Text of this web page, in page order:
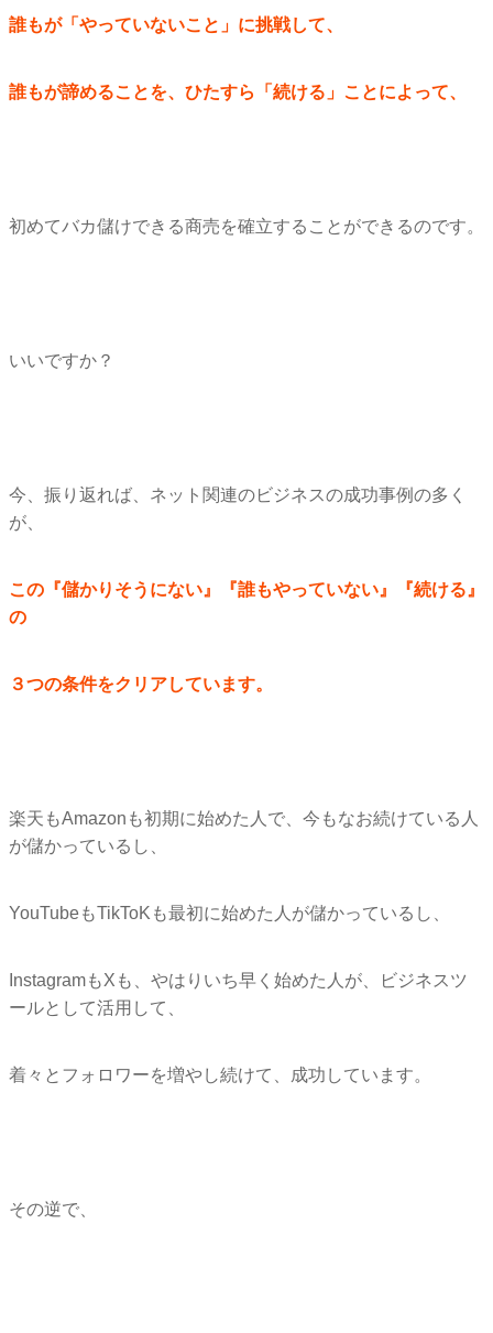
誰もが「やっていないこと」に挑戦して、
誰もが諦めることを、ひたすら「続ける」ことによって、
初めてバカ儲けできる商売を確立することができるのです。
いいですか？
今、振り返れば、ネット関連のビジネスの成功事例の多く
が、
この『儲かりそうにない』『誰もやっていない』『続ける』
の
３つの条件をクリアしています。
楽天もAmazonも初期に始めた人で、 今もなお続けている人
が儲かっているし、
YouTubeもTikToKも最初に始めた人が儲かっているし
InstagramもXも、やはりいち早く始めた人が、
ビジネスツ
ールとして活用して、
着々とフォロワーを増やし続けて、成功しています。
その逆で、